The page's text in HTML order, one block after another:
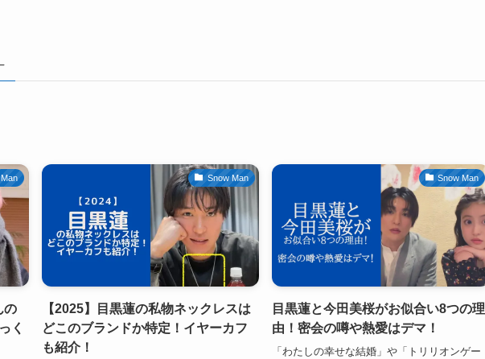
の
く
Snow Man
【2025】目黒蓮の私物ネックレスは
どこのブランドか特定！イヤーカフ
も紹介！
Snow Man
目黒蓮と今田美桜がお似合い8つの理
由！密会の噂や熱愛はデマ！
「わたしの幸せな結婚」や「トリリオンゲー